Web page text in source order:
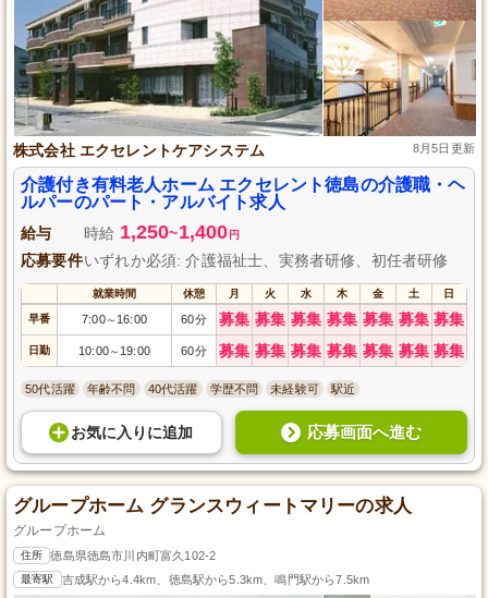
株式会社 エクセレントケアシステム 8月5日更新
介護付き有料老人ホーム エクセレント徳島の介護職・ヘ
ルパーのパート・アルバイト求人
給与 時給 1,250~1,400 円
応募要件いずれか必須: 介護福祉士、実務者研修、初任者研修
就業時間 休憩 月 火 水 木 金 土 日
早番 7:00～ 16:00 60分 募集 募集 募集 募集 募集 募集 募集
日勤 10:00～ 19:00 60分 募集 募集 募集 募集 募集 募集 募集
50代活躍 年齢不問 40代活躍 学歴不問 未経験可 駅近
お気に入り に追加 応募画面へ進む
グループホーム グランスウィートマリーの求人
グループホーム
住所 徳島県徳島市川内町富久102-2
最寄駅 吉成駅から4.4km、徳島駅から5.3km、鳴門駅から7.5km